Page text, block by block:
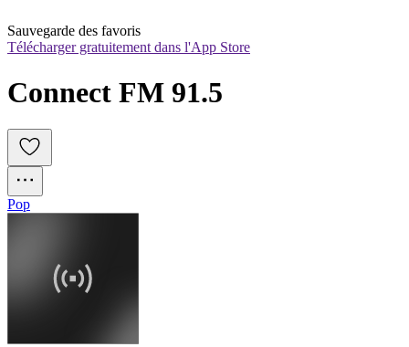
Sauvegarde des favoris
Télécharger gratuitement dans l'App Store
Connect FM 91.5
Pop